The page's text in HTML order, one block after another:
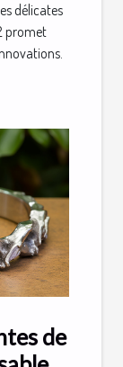
délicates
promet
de